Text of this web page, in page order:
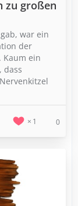
zu großen
war ein
der
Kaum ein
dass
1 0